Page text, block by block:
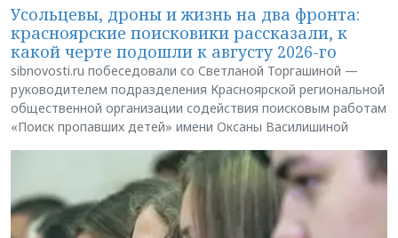
Усольцевы, дроны и жизнь на два фронта:
красноярские поисковики рассказали, к
какой черте подошли к августу 2026-го
sibnovosti.ru побеседовали со Светланой Торгашиной —
руководителем подразделения Красноярской региональной
общественной организации содействия поисковым работам
«Поиск пропавших детей» имени Оксаны Василишиной